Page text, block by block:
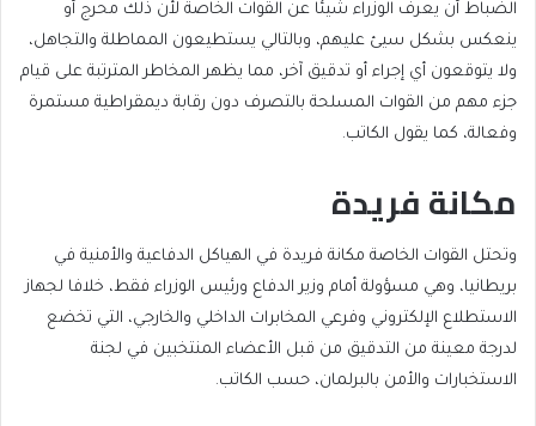
الضباط أن يعرف الوزراء شيئا عن القوات الخاصة لأن ذلك محرج أو
ينعكس بشكل سيئ عليهم، وبالتالي يستطيعون المماطلة والتجاهل،
ولا يتوقعون أي إجراء أو تدقيق آخر، مما يظهر المخاطر المترتبة على قيام
جزء مهم من القوات المسلحة بالتصرف دون رقابة ديمقراطية مستمرة
وفعالة، كما يقول الكاتب.
مكانة فريدة
وتحتل القوات الخاصة مكانة فريدة في الهياكل الدفاعية والأمنية في
بريطانيا، وهي مسؤولة أمام وزير الدفاع ورئيس الوزراء فقط، خلافا لجهاز
الاستطلاع الإلكتروني وفرعي المخابرات الداخلي والخارجي، التي تخضع
لدرجة معينة من التدقيق من قبل الأعضاء المنتخبين في لجنة
الاستخبارات والأمن بالبرلمان، حسب الكاتب.